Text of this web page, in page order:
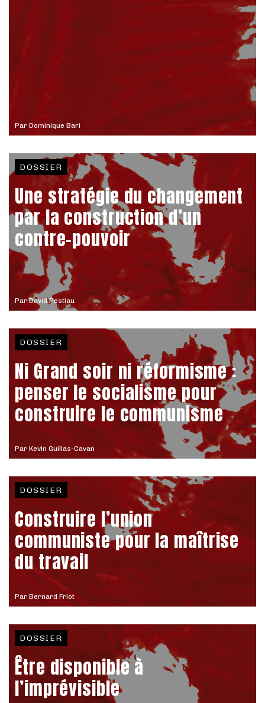
Par Dominique Bari
ParDavid Pestiau
DOSSIER
Une stratégie du changement
par la construction d’un
contre-pouvoir
Par Kevin Guillas-Cavan
DOSSIER
Ni Grand soir ni réformisme :
penser le socialisme pour
construire le communisme
Par Bernard Friot
DOSSIER
Construire l’union
communiste pour la maîtrise
du travail
DOSSIER
Être disponible à
l’imprévisible